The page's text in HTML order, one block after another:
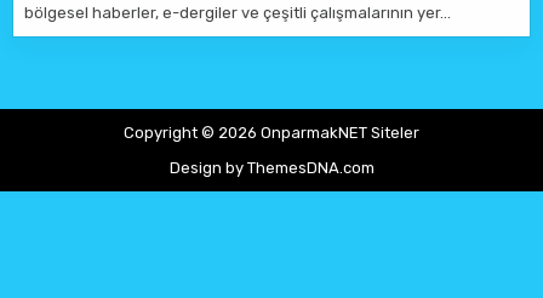
bölgesel haberler, e-dergiler ve çeşitli çalışmalarının yer…
Copyright © 2026 OnparmakNET Siteler
Design by ThemesDNA.com